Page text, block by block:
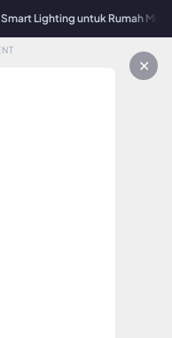
Lighting untuk Rumah Modern
✕